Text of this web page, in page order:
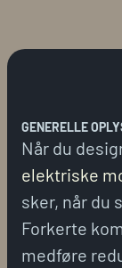
GENERELLE
Når du
elektriske
sker, når du
Forkerte
medføre